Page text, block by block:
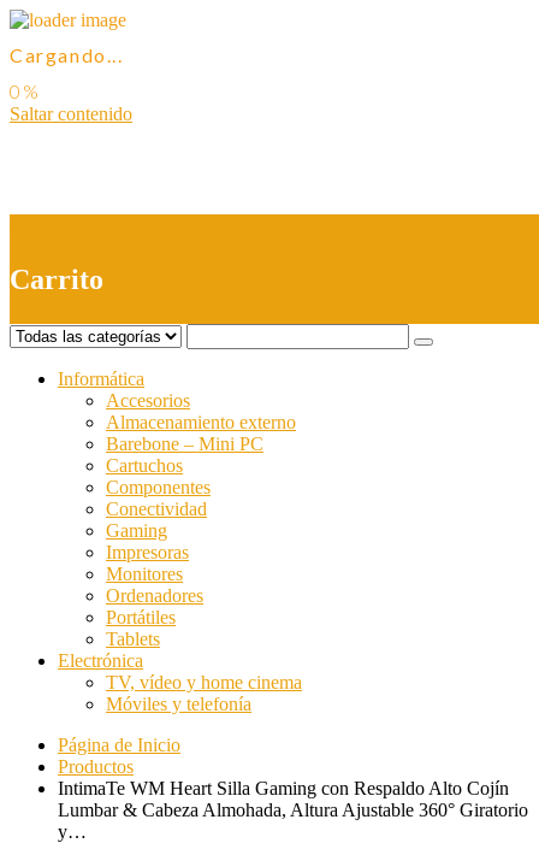
Cargando...
Saltar contenido
Carrito
Informática
Accesorios
Almacenamiento externo
Barebone – Mini PC
Cartuchos
Componentes
Conectividad
Gaming
Impresoras
Monitores
Ordenadores
Portátiles
Tablets
Electrónica
TV, vídeo y home cinema
Móviles y telefonía
Página de Inicio
Productos
IntimaTe WM Heart Silla Gaming con Respaldo Alto Cojín
Lumbar & Cabeza Almohada, Altura Ajustable 360° Giratorio
y…